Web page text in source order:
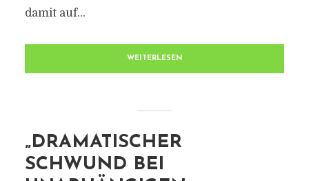
damit auf...
WEITERLESEN
„DRAMATISCHER
SCHWUND BEI